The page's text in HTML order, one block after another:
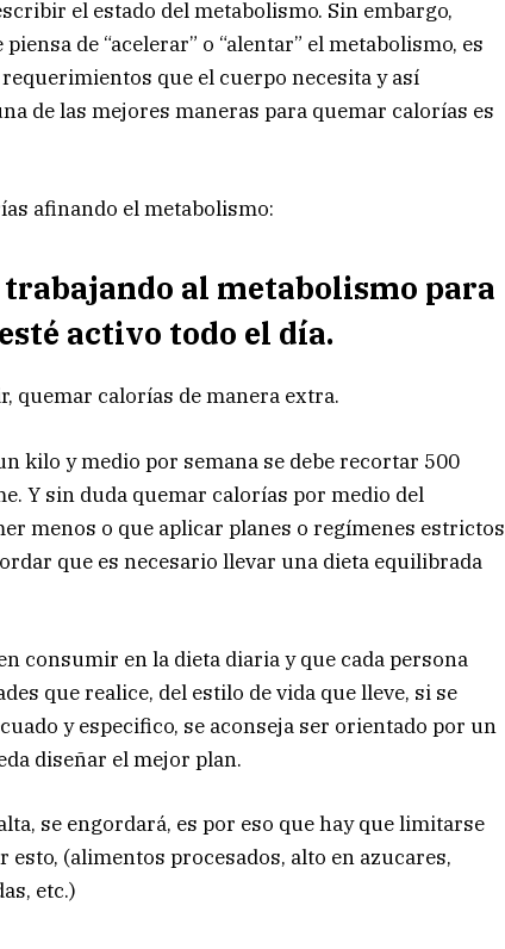
el estado del metabolismo. Sin embargo,
de “acelerar” o “alentar” el metabolismo, es
requerimientos que el cuerpo necesita y así
de las mejores maneras para quemar calorías es
afinando el metabolismo:
al metabolismo para
activo todo el día.
quemar calorías de manera extra.
kilo y medio por semana se debe recortar 500
Y sin duda quemar calorías por medio del
menos o que aplicar planes o regímenes estrictos
que es necesario llevar una dieta equilibrada
consumir en la dieta diaria y que cada persona
que realice, del estilo de vida que lleve, si se
y especifico, se aconseja ser orientado por un
diseñar el mejor plan.
se engordará, es por eso que hay que limitarse
esto, (alimentos procesados, alto en azucares,
etc.)